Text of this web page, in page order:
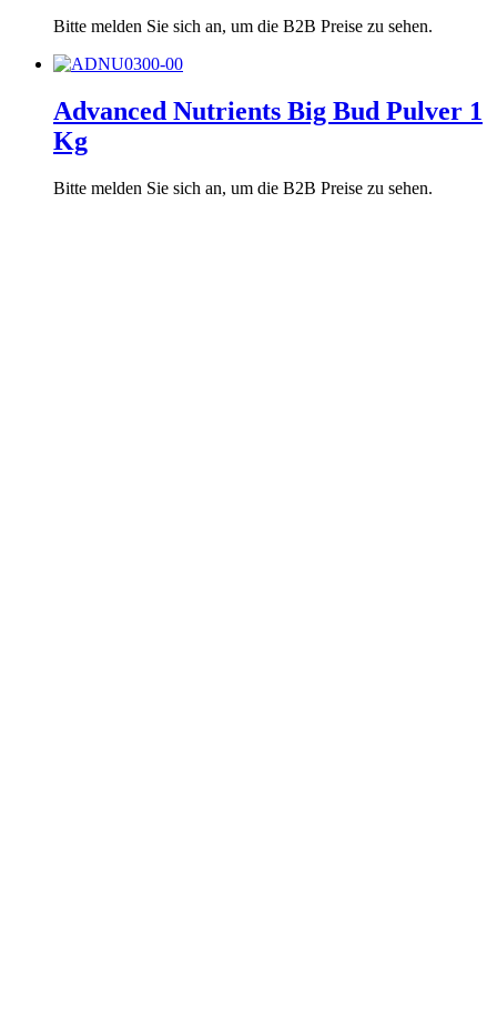
Bitte melden Sie sich an, um die B2B Preise zu sehen.
Advanced Nutrients Big Bud Pulver 1
Kg
Bitte melden Sie sich an, um die B2B Preise zu sehen.